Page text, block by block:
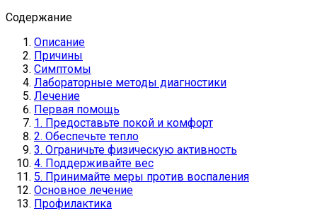
Содержание
Описание
Причины
Симптомы
Лабораторные методы диагностики
Лечение
Первая помощь
1. Предоставьте покой и комфорт
2. Обеспечьте тепло
3. Ограничьте физическую активность
4. Поддерживайте вес
5. Принимайте меры против воспаления
Основное лечение
Профилактика